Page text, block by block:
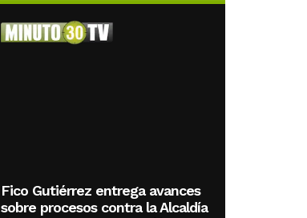
Fico Gutiérrez entrega avances
sobre procesos contra la Alcaldía